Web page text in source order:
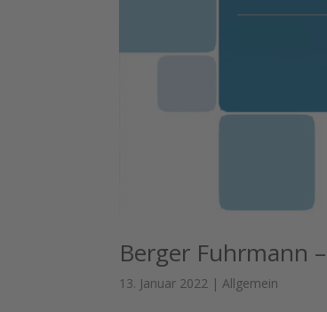
Berger Fuhrmann
13. Januar 2022 | Allgemein